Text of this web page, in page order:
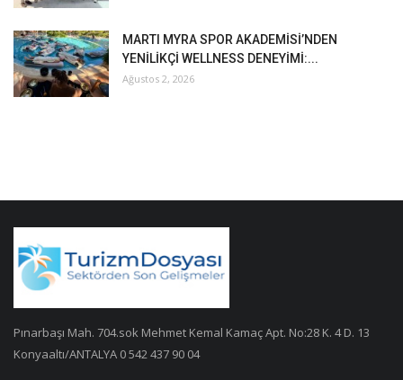
MARTI MYRA SPOR AKADEMİSİ’NDEN
YENİLİKÇİ WELLNESS DENEYİMİ:...
Ağustos 2, 2026
Pınarbaşı Mah. 704.sok Mehmet Kemal Kamaç Apt. No:28 K. 4 D. 13
Konyaaltı/ANTALYA 0 542 437 90 04